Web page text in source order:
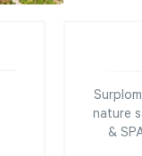
nature
&